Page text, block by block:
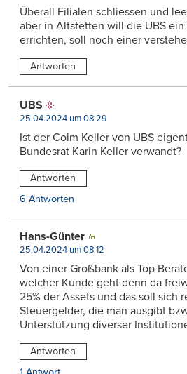
Überall Filialen schliessen und
aber in Altstetten will die UBS
errichten, soll noch einer
Antworten
UBS
25.04.2024 um 08:29
Ist der Colm Keller von UBS
Bundesrat Karin Keller verwandt?
Antworten
6 Antworten
Hans-Günter
25.04.2024 um 08:12
Von einer Großbank als Top
welcher Kunde geht denn da
25% der Assets und das soll sich
Steuergelder, die man ausgibt
Unterstützung diverser
Antworten